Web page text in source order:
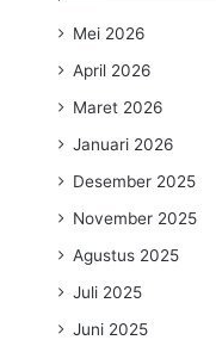
Mei 2026
April 2026
Maret 2026
Januari 2026
Desember 2025
November 2025
Agustus 2025
Juli 2025
Juni 2025